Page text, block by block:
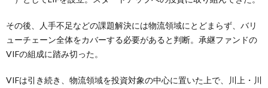
その後、人手不足などの課題解決には物流領域にとどまらず、バリ
ューチェーン全体をカバーする必要があると判断。承継ファンドの
VIFの組成に踏み切った。
VIFは引き続き、物流領域を投資対象の中心に置いた上で、川上・川